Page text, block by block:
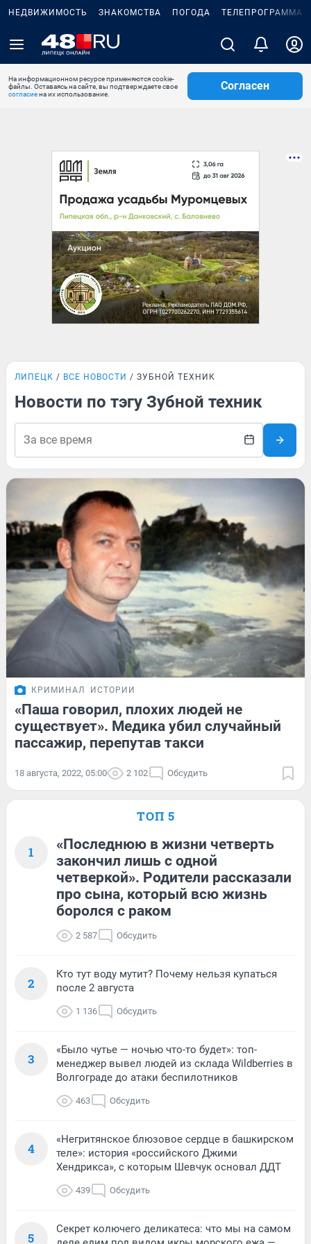
НЕДВИЖИМОСТЬ ЗНАКОМСТВА ПОГОДА ТЕЛЕПРОГРАММА
На информационном ресурсе применяются cookie-
файлы. Оставаясь на сайте, вы подтверждаете свое
согласиена их использование.
Согласен
ЛИПЕЦК ВСЕ НОВОСТИ ЗУБНОЙ ТЕХНИК
Новости по тэгу Зубной техник
КРИМИНАЛ ИСТОРИИ
«Паша говорил, плохих людей не
существует». Медика убил случайный
пассажир, перепутав такси
18 августа, 2022, 05:00 2 102 Обсудить
ТОП 5
1
«Последнюю в жизни четверть
закончил лишь с одной
четверкой». Родители рассказали
про сына, который всю жизнь
боролся с раком
2 587 Обсудить
2
Кто тут воду мутит? Почему нельзя купаться
после 2 августа
1 136 Обсудить
3
«Было чутье — ночью что-то будет»: топ-
менеджер вывел людей из склада Wildberries в
Волгограде до атаки беспилотников
463 Обсудить
4
«Негритянское блюзовое сердце в башкирском
теле»: история «российского Джими
Хендрикса», с которым Шевчук основал ДДТ
439 Обсудить
5
Секрет колючего деликатеса: что мы на самом